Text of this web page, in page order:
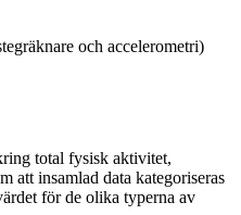
och accelerometri)
total fysisk aktivitet,
att insamlad data kategoriseras
för de olika typerna av